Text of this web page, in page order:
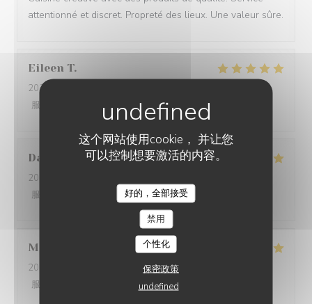
这个网站使用cookie， 并让您
可以控制想要激活的内容。
好的，全部接受
禁用
个性化
保密政策
undefined
attentionné et discret. Propreté des lieux. Une valeur sûre.
Eileen T
2026-07-20
服务
/5 菜单 :5 /5 质价比 5 /5
Danielle
2026-07-10
服务
菜单:5 /5 质价比:
Maryse
2026-07-04
- 19:45 - 来宾 4
服务
5/5 质价比